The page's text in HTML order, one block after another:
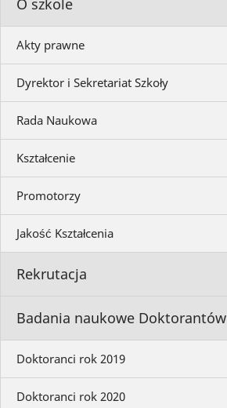
O szkole
Akty prawne
Dyrektor i Sekretariat Szkoły
Rada Naukowa
Kształcenie
Promotorzy
Jakość Kształcenia
Rekrutacja
Badania naukowe Doktorantów
Doktoranci rok 2019
Doktoranci rok 2020